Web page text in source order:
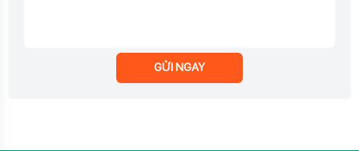
GỬI NGAY